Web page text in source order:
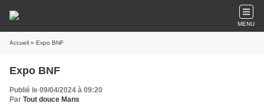
MENU
Accueil » Expo BNF
Expo BNF
Publié le 09/04/2024 à 09:20
Par Tout douce Mans